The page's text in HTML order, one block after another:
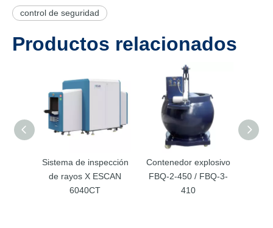
control de seguridad
Productos relacionados
Sistema de inspección
de rayos X ESCAN
6040CT
Contenedor explosivo
FBQ-2-450 / FBQ-3-
410